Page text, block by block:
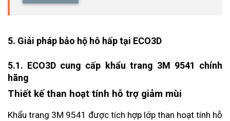
5. Giải pháp bảo hộ hô hấp tại ECO3D
5.1. ECO3D cung cấp khẩu trang 3M 9541 chính
hãng
Thiết kế than hoạt tính hỗ trợ giảm mùi
Khẩu trang 3M 9541 được tích hợp lớp than hoạt tính hỗ